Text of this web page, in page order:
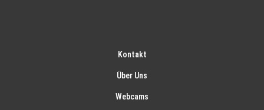
Kontakt
Über Uns
Webcams